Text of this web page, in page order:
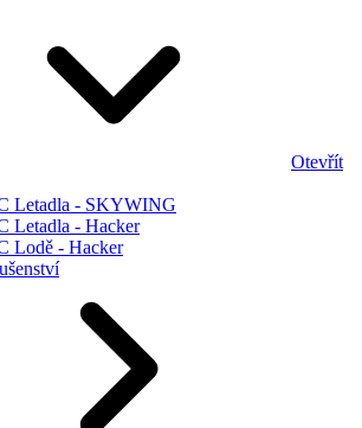
Otevřít
Letadla - SKYWING
Letadla - Hacker
Lodě - Hacker